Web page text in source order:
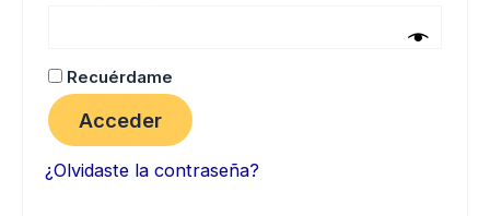
Recuérdame
Acceder
¿Olvidaste la contraseña?